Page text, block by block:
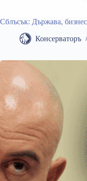
Сблъсък: Държава,
Консерваторъ